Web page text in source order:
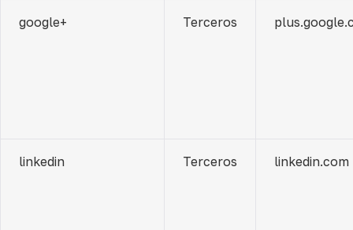
google+ Terceros
linkedin Terceros linkedin.com